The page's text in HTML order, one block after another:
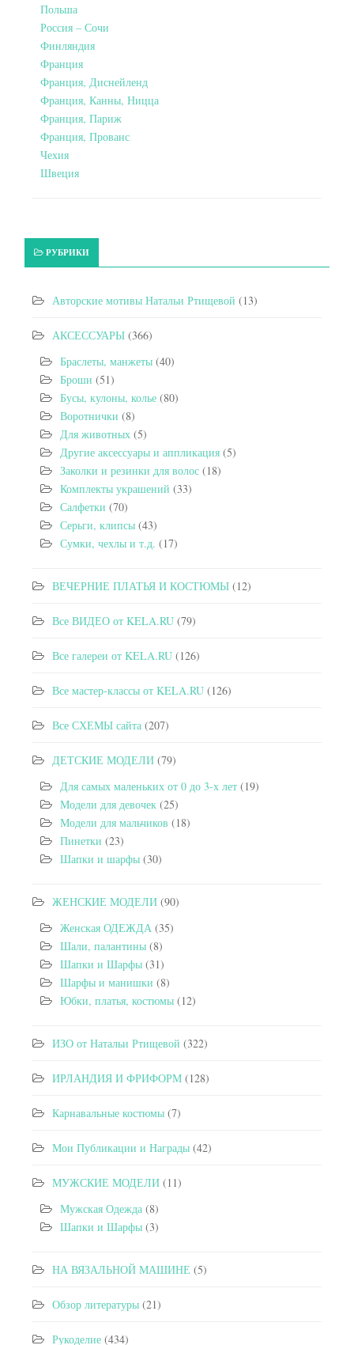
Польша
Россия – Сочи
Финляндия
Франция
Франция, Диснейленд
Франция, Канны, Ницца
Франция, Париж
Франция, Прованс
Чехия
Швеция
РУБРИКИ
Авторские мотивы Натальи Ртищевой (13)
АКСЕССУАРЫ (366)
Браслеты, манжеты (40)
Броши (51)
Бусы, кулоны, колье (80)
Воротнички (8)
Для животных (5)
Другие аксессуары и аппликация (5)
Заколки и резинки для волос (18)
Комплекты украшений (33)
Салфетки (70)
Серьги, клипсы (43)
Сумки, чехлы и т.д. (17)
ВЕЧЕРНИЕ ПЛАТЬЯ И КОСТЮМЫ (12)
Все ВИДЕО от KELA.RU (79)
Все галереи от KELA.RU (126)
Все мастер-классы от KELA.RU (126)
Все СХЕМЫ сайта (207)
ДЕТСКИЕ МОДЕЛИ (79)
Для самых маленьких от 0 до 3-х лет (19)
Модели для девочек (25)
Модели для мальчиков (18)
Пинетки (23)
Шапки и шарфы (30)
ЖЕНСКИЕ МОДЕЛИ (90)
Женская ОДЕЖДА (35)
Шали, палантины (8)
Шапки и Шарфы (31)
Шарфы и манишки (8)
Юбки, платья, костюмы (12)
ИЗО от Натальи Ртищевой (322)
ИРЛАНДИЯ И ФРИФОРМ (128)
Карнавальные костюмы (7)
Мои Публикации и Награды (42)
МУЖСКИЕ МОДЕЛИ (11)
Мужская Одежда (8)
Шапки и Шарфы (3)
НА ВЯЗАЛЬНОЙ МАШИНЕ (5)
Обзор литературы (21)
Рукоделие (434)